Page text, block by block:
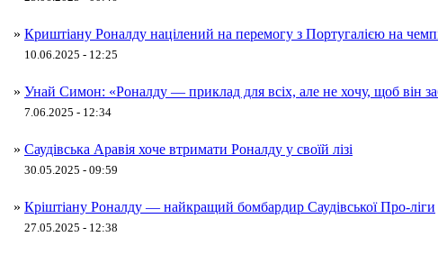
» Криштіану Роналду націлений на перемогу з Португалією на
10.06.2025 - 12:25
» Унай Симон: «Роналду — приклад для всіх, але не хочу, щоб він
7.06.2025 - 12:34
» Саудівська Аравія хоче втримати Роналду у своїй лізі
30.05.2025 - 09:59
» Кріштіану Роналду — найкращий бомбардир Саудівської Про-ліги
27.05.2025 - 12:38